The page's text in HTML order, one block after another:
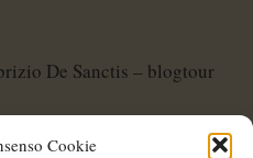
Cookie
De Sanctis – blogtour